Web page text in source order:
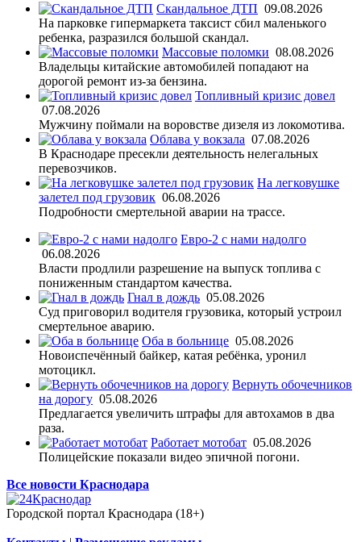
Скандальное ДТП 09.08.2026
На парковке гипермаркета таксист сбил маленького
ребенка, разразился большой скандал.
Массовые поломки 08.08.2026
Владельцы китайские автомобилей попадают на
дорогой ремонт из-за бензина.
Топливный кризис довел
07.08.2026
Мужчину поймали на воровстве дизеля из локомотива.
Облава у вокзала 07.08.2026
В Краснодаре пресекли деятельность нелегальных
перевозчиков.
На легковушке
залетел под грузовик 06.08.2026
Подробности смертельной аварии на трассе.
Евро-2 с нами надолго
06.08.2026
Власти продлили разрешение на выпуск топлива с
пониженным стандартом качества.
Гнал в дождь 05.08.2026
Суд приговорил водителя грузовика, который устроил
смертельное аварию.
Оба в больнице 05.08.2026
Новоиспечённый байкер, катая ребёнка, уронил
мотоцикл.
Вернуть обочечников
на дорогу 05.08.2026
Предлагается увеличить штрафы для автохамов в два
раза.
Работает мотобат 05.08.2026
Полицейские показали видео эпичной погони.
Все новости Краснодара
Городской портал Краснодара (18+)